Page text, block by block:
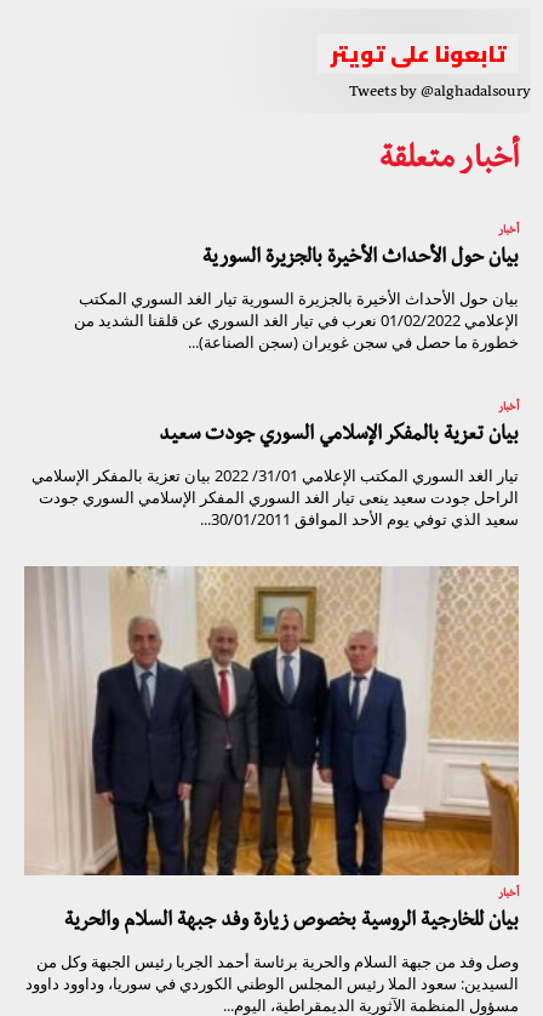
تابعونا على تويتر
Tweets by @alghadalsoury
أخبار متعلقة
أخبار
بيان حول الأحداث الأخيرة بالجزيرة السورية
بيان حول الأحداث الأخيرة بالجزيرة السورية تيار الغد السوري المكتب
الإعلامي 01/02/2022 نعرب في تيار الغد السوري عن قلقنا الشديد من
خطورة ما حصل في سجن غويران (سجن الصناعة)...
أخبار
بيان تعزية بالمفكر الإسلامي السوري جودت سعيد
تيار الغد السوري المكتب الإعلامي 31/01/ 2022 بيان تعزية بالمفكر الإسلامي
الراحل جودت سعيد ينعى تيار الغد السوري المفكر الإسلامي السوري جودت
سعيد الذي توفي يوم الأحد الموافق 30/01/2011...
أخبار
بيان للخارجية الروسية بخصوص زيارة وفد جبهة السلام والحرية
وصل وفد من جبهة السلام والحرية برئاسة أحمد الجربا رئيس الجبهة وكل من
السيدين: سعود الملا رئيس المجلس الوطني الكوردي في سوريا، وداوود داوود
مسؤول المنظمة الآثورية الديمقراطية، اليوم...